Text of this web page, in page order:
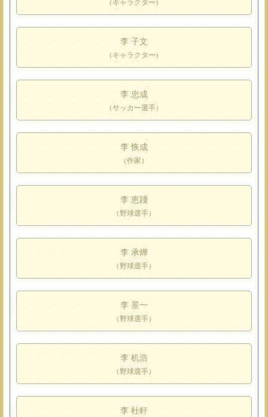
（キャラクター）
李 子文
（キャラクター）
李 忠成
（サッカー選手）
李 恢成
（作家）
李 恵踐
（野球選手）
李 承燁
（野球選手）
李 景一
（野球選手）
李 机浩
（野球選手）
李 杜軒